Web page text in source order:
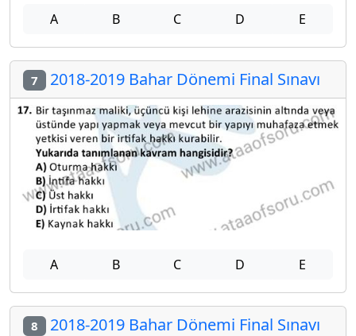
A B C D E
7 2018-2019 Bahar Dönemi Final Sınavı
A B C D E
8 2018-2019 Bahar Dönemi Final Sınavı